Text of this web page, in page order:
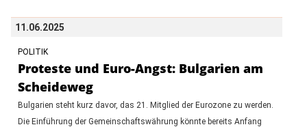
11.06.2025
POLITIK
Proteste und Euro-Angst: Bulgarien am
Scheideweg
Bulgarien steht kurz davor, das 21. Mitglied der Eurozone zu werden.
Die Einführung der Gemeinschaftswährung könnte bereits Anfang